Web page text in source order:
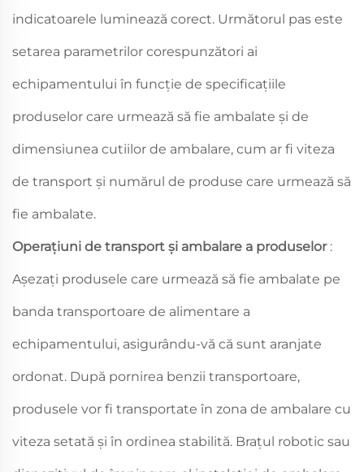
indicatoarele luminează corect. Următorul pas este
setarea parametrilor corespunzători ai
echipamentului în funcție de specificațiile
produselor care urmează să fie ambalate și de
dimensiunea cutiilor de ambalare, cum ar fi viteza
de transport și numărul de produse care urmează să
fie ambalate.
Operațiuni de transport și ambalare a produselor :
Așezați produsele care urmează să fie ambalate pe
banda transportoare de alimentare a
echipamentului, asigurându-vă că sunt aranjate
ordonat. După pornirea benzii transportoare,
produsele vor fi transportate în zona de ambalare cu
viteza setată și în ordinea stabilită. Brațul robotic sau